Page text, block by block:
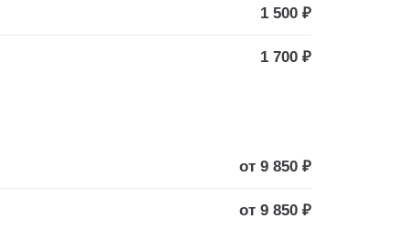
1 500 ₽
1 700 ₽
от 9 850 ₽
от 9 850 ₽